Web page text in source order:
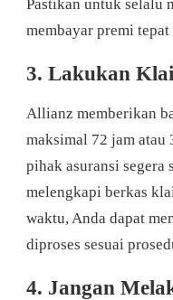
Pastikan untuk selalu
membayar premi
3. Lakukan
Allianz memberikan
maksimal 72 jam atau
pihak asuransi segera
melengkapi berkas
waktu, Anda dapat
diproses sesuai
4. Jangan